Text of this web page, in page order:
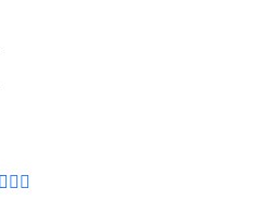
Facebook
Telefon